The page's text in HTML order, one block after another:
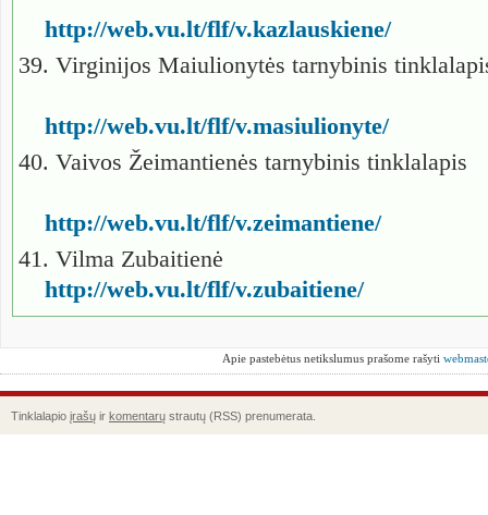
http://web.vu.lt/flf/v.kazlauskiene/
39. Virginijos Maiulionytės tarnybinis
http://web.vu.lt/flf/v.masiulionyte/
40. Vaivos Žeimantienės tarnybinis tinklalapis
http://web.vu.lt/flf/v.zeimantiene/
41. Vilma Zubaitienė
http://web.vu.lt/flf/v.zubaitiene/
Apie pastebėtus netikslumus prašome rašyti
Tinklalapio įrašų ir komentarų strautų (RSS) prenumerata.